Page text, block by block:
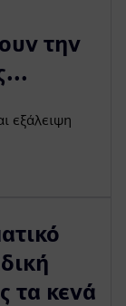
την
εξάλειψη
τα κενά